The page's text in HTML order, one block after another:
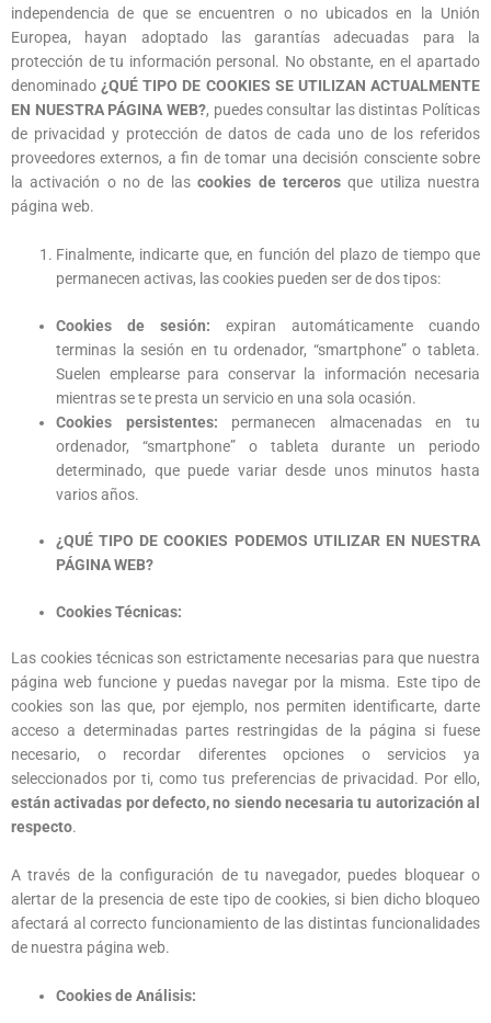
independencia de que se encuentren o no ubicados en la Unión
Europea, hayan adoptado las garantías adecuadas para la
protección de tu información personal. No obstante, en el apartado
denominado¿QUÉ TIPO DE COOKIES SE UTILIZAN ACTUALMENTE
EN NUESTRA PÁGINA WEB?, puedes consultar las distintas Políticas
de privacidad y protección de datos de cada uno de los referidos
proveedores externos, a fin de tomar una decisión consciente sobre
la activación o no de lascookies de tercerosque utiliza nuestra
página web.
Finalmente, indicarte que, en función del plazo de tiempo que
permanecen activas, las cookies pueden ser de dos tipos:
Cookies de sesión: expiran automáticamente cuando
terminas la sesión en tu ordenador, “smartphone” o tableta.
Suelen emplearse para conservar la información necesaria
mientras se te presta un servicio en una sola ocasión.
Cookies persistentes: permanecen almacenadas en tu
ordenador, “smartphone” o tableta durante un periodo
determinado, que puede variar desde unos minutos hasta
varios años.
¿QUÉ TIPO DE COOKIES PODEMOS UTILIZAR EN NUESTRA
PÁGINA WEB?
Cookies Técnicas:
Las cookies técnicas son estrictamente necesarias para que nuestra
página web funcione y puedas navegar por la misma. Este tipo de
cookies son las que, por ejemplo, nos permiten identificarte, darte
acceso a determinadas partes restringidas de la página si fuese
necesario, o recordar diferentes opciones o servicios ya
seleccionados por ti, como tus preferencias de privacidad. Por ello,
están activadas por defecto, no siendo necesaria tu autorización al
respecto.
A través de la configuración de tu navegador, puedes bloquear o
alertar de la presencia de este tipo de cookies, si bien dicho bloqueo
afectará al correcto funcionamiento de las distintas funcionalidades
de nuestra página web.
Cookies de Análisis: